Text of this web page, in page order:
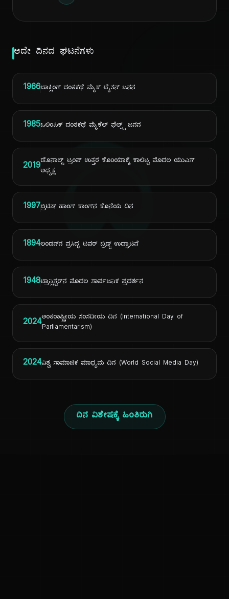
ದಿ
ಅದೇ ದಿನದ ಘಟನೆಗಳು
1966ಬಾಕ್ಸಿಂಗ್ ದಂತಕಥೆ ಮೈಕ್ ಟೈಸನ್ ಜನನ
1985ಒಲಿಂಪಿಕ್ ದಂತಕಥೆ ಮೈಕೆಲ್ ಫೆಲ್ಪ್ಸ್ ಜನನ
2019ಡೊನಾಲ್ಡ್ ಟ್ರಂಪ್ ಉತ್ತರ ಕೊರಿಯಾಕ್ಕೆ ಕಾಲಿಟ್ಟ ಮೊದಲ ಯುಎಸ್
ಅಧ್ಯಕ್ಷ
1997ಬ್ರಿಟಿಷ್ ಹಾಂಗ್ ಕಾಂಗ್‌ನ ಕೊನೆಯ ದಿನ
1894ಲಂಡನ್‌ನ ಪ್ರಸಿದ್ಧ ಟವರ್ ಬ್ರಿಡ್ಜ್ ಉದ್ಘಾಟನೆ
1948ಟ್ರಾನ್ಸಿಸ್ಟರ್‌ನ ಮೊದಲ ಸಾರ್ವಜನಿಕ ಪ್ರದರ್ಶನ
2024ಅಂತರಾಷ್ಟ್ರೀಯ ಸಂಸದೀಯ ದಿನ (International Day of
Parliamentarism)
2024ವಿಶ್ವ ಸಾಮಾಜಿಕ ಮಾಧ್ಯಮ ದಿನ (World Social Media Day)
ದಿನ ವಿಶೇಷಕ್ಕೆ ಹಿಂತಿರುಗಿ